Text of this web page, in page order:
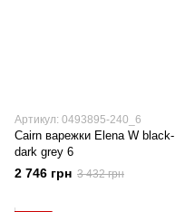
Артикул: 0493895-240_6
Cairn варежки Elena W black-
dark grey 6
2 746 грн 3 432 грн